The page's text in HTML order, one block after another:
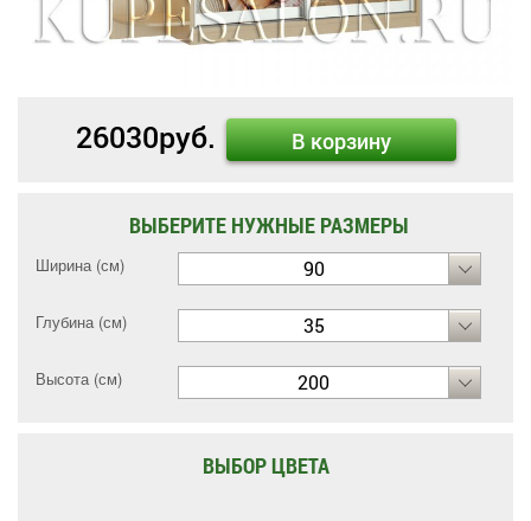
26030руб. В корзину
ВЫБЕРИТЕ НУЖНЫЕ РАЗМЕРЫ
Ширина (см) 90
Глубина (см) 35
Высота (см) 200
ВЫБОР ЦВЕТА